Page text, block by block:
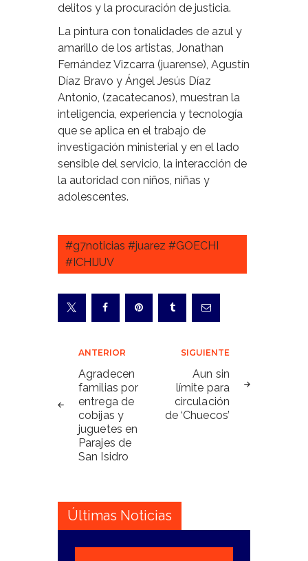
delitos y la procuración de justicia.
La pintura con tonalidades de azul y
amarillo de los artistas, Jonathan
Fernández Vizcarra (juarense), Agustín
Díaz Bravo y Ángel Jesús Díaz
Antonio, (zacatecanos), muestran la
inteligencia, experiencia y tecnología
que se aplica en el trabajo de
investigación ministerial y en el lado
sensible del servicio, la interacción de
la autoridad con niños, niñas y
adolescentes.
#g7noticias #juarez #GOECHI
#ICHIJUV
Navegación
de
entradas
ANTERIOR
Agradecen
familias por
entrega de
cobijas y
juguetes en
Parajes de
San Isidro
SIGUIENTE
Aun sin
límite para
circulación
de ‘Chuecos’
Últimas Noticias